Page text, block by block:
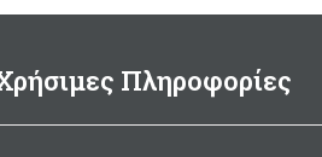
Πληροφορίες